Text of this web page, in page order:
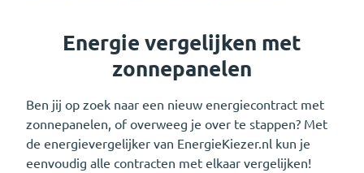
Energie vergelijken met
zonnepanelen
Ben jij op zoek naar een nieuw energiecontract met
zonnepanelen, of overweeg je over te stappen? Met
de energievergelijker van EnergieKiezer.nl kun je
eenvoudig alle contracten met elkaar vergelijken!